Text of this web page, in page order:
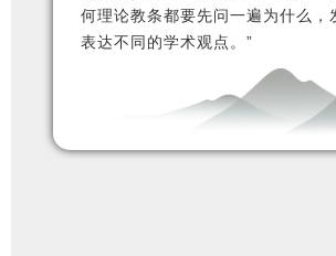
何理论教条都要先问一遍为什么，
表达不同的学术观点。”